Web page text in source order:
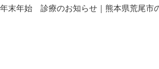
年末年始 診療のお知らせ｜熊本県荒尾市